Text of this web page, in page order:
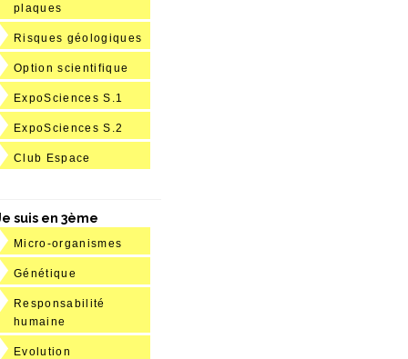
plaques
Risques géologiques
Option scientifique
ExpoSciences S.1
ExpoSciences S.2
Club Espace
suis en 3ème
Micro-organismes
Génétique
Responsabilité
humaine
Evolution